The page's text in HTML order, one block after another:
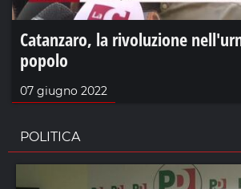
Catanzaro, la rivoluzione
popolo
07 giugno 2022
POLITICA